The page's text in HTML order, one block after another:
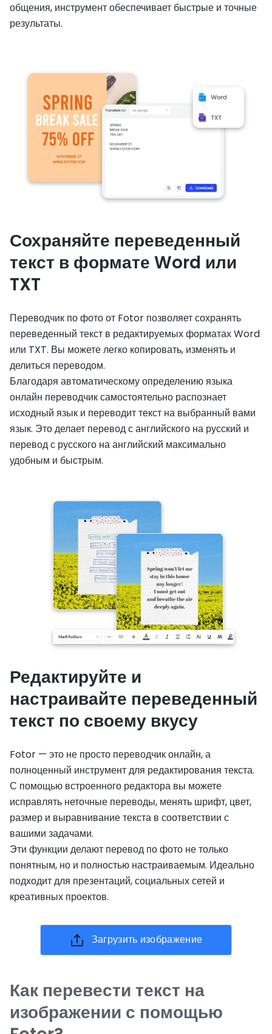
общения, инструмент обеспечивает быстрые и точные
результаты.
Сохраняйте переведенный
текст в формате Word или
TXT
Переводчик по фото от Fotor позволяет сохранять
переведенный текст в редактируемых форматах Word
или TXT. Вы можете легко копировать, изменять и
делиться переводом.
Благодаря автоматическому определению языка
онлайн переводчик самостоятельно распознает
исходный язык и переводит текст на выбранный вами
язык. Это делает перевод с английского на русский и
перевод с русского на английский максимально
удобным и быстрым.
Редактируйте и
настраивайте переведенный
текст по своему вкусу
Fotor — это не просто переводчик онлайн, а
полноценный инструмент для редактирования текста.
С помощью встроенного редактора вы можете
исправлять неточные переводы, менять шрифт, цвет,
размер и выравнивание текста в соответствии с
вашими задачами.
Эти функции делают перевод по фото не только
понятным, но и полностью настраиваемым. Идеально
подходит для презентаций, социальных сетей и
креативных проектов.
Загрузить изображение
Как перевести текст на
изображении с помощью